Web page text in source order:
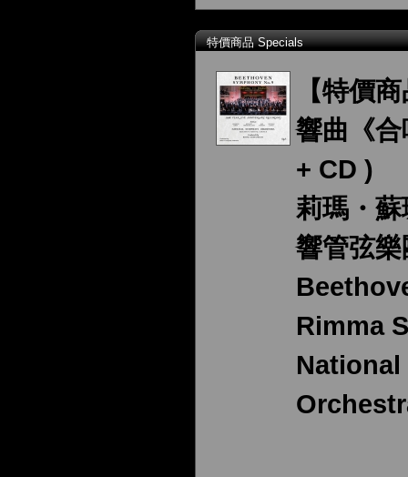
特價商品 Specials
【特價
響曲《
+ CD )
莉瑪・
響管弦樂
Rimma